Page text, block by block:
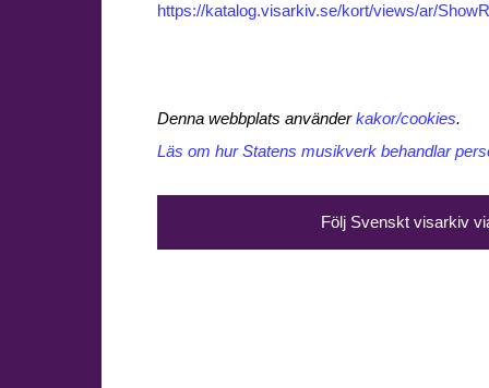
https://katalog.visarkiv.se/kort/views/ar/
Denna webbplats använderkakor/cookies.
Läs om hur Statens musikverk behandlar
Följ Svenskt visarkiv